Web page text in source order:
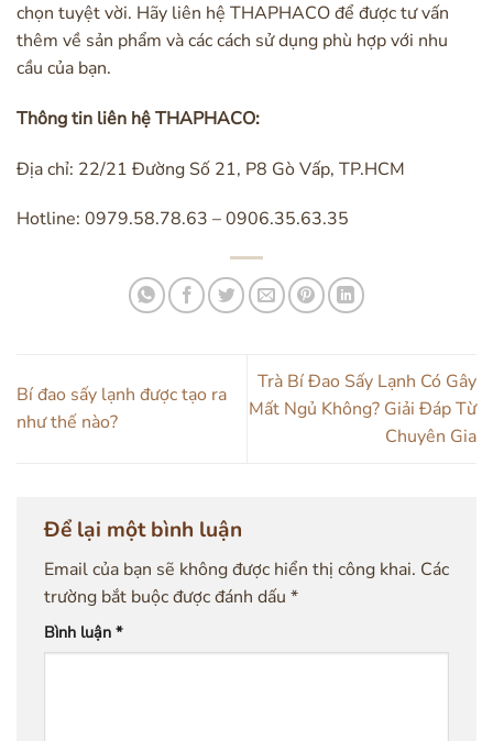
chọn tuyệt vời. Hãy liên hệ THAPHACO để được tư vấn
thêm về sản phẩm và các cách sử dụng phù hợp với nhu
cầu của bạn.
Thông tin liên hệ THAPHACO:
Địa chỉ: 22/21 Đường Số 21, P8 Gò Vấp, TP.HCM
Hotline: 0979.58.78.63 – 0906.35.63.35
Bí đao sấy lạnh được tạo ra
như thế nào?
Trà Bí Đao Sấy Lạnh Có Gây
Mất Ngủ Không? Giải Đáp Từ
Chuyên Gia
Để lại một bình luận
Email của bạn sẽ không được hiển thị công khai. Các
trường bắt buộc được đánh dấu *
Bình luận *